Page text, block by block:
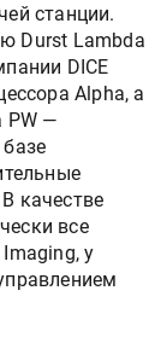
станции.
Durst Lambda
DICE
Alpha, а
PW —
качестве
все
у